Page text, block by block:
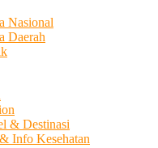
Nasional
Daerah
& Destinasi
Info Kesehatan